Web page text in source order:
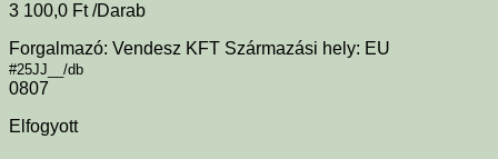
3 100,0 Ft /Darab
Forgalmazó: Vendesz KFT Származási hely: EU
#25JJ__/db
0807
Elfogyott